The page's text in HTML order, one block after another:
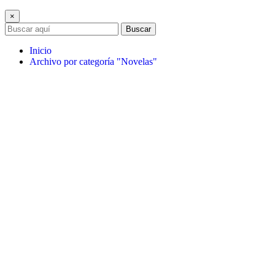
×
Buscar
Inicio
Archivo por categoría "Novelas"